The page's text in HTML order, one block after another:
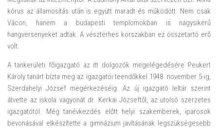
kórus az államosítás után is együtt maradt és működött. Nem csak
Vácon, hanem a budapesti templomokban is nagysikerű
hangversenyeket adtak. A vészterhes korszakban ez összetartó erő
volt.
A tankerületi főigazgató az itt dolgozók megelégedésére Peukert
Károly tanárt bízta meg az igazgatói teendőkkel 1948. november 5-ig,
Szerdahelyi József megérkezéséig. Az új igazgató leltár szerint
átvette az iskola vagyonát dr. Kerkai Józseftől, az utolsó szerzetes
igazgatótól. Még tanévkezdés előtt helyi szakemberek, iparosok
bevonásával elkészítette a gimnázium javításának legszükségesebb